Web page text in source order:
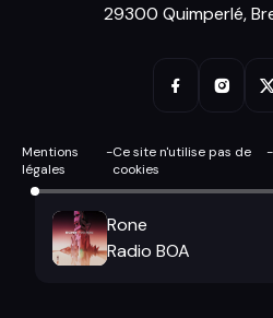
29300 Quimperlé,
Mentions
légales
-Ce site n'utilise pas de
cookies
-
Rone
Radio BOA